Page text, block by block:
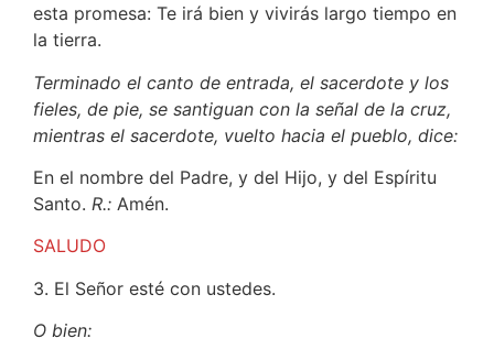
esta promesa: Te irá bien y vivirás largo tiempo en
la tierra.
Terminado el canto de entrada, el sacerdote y los
fieles, de pie, se santiguan con la señal de la cruz,
mientras el sacerdote, vuelto hacia el pueblo, dice:
En el nombre del Padre, y del Hijo, y del Espíritu
Santo. R.: Amén.
SALUDO
3. El Señor esté con ustedes.
O bien: